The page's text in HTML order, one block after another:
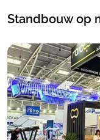
Standbouw op